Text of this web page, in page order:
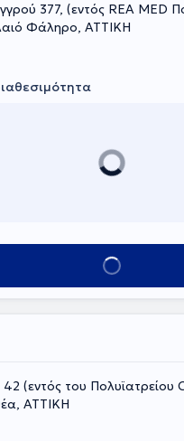
377, (εντός REA MED
Φάληρο, ΑΤΤΙΚΗ
Κλείσε ραντεβού
(εντός του Πολυϊατρείου
ΑΤΤΙΚΗ